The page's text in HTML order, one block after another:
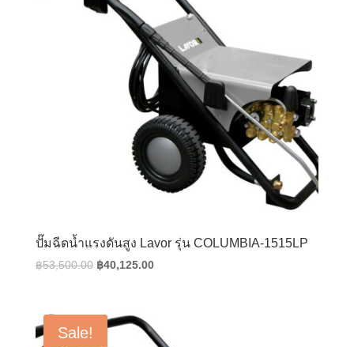
ปั๊มฉีดน้ำแรงดันสูง Lavor รุ่น COLUMBIA-1515LP
฿53,500.00 Original
฿53,500.00.
฿40,125.00Current
Sale!